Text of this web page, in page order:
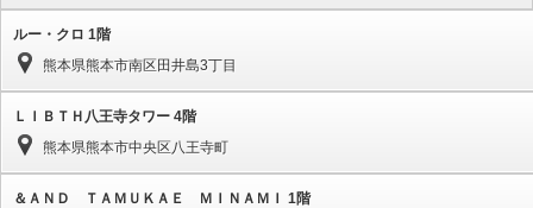
ルー・クロ 1階
熊本県熊本市南区田井島3丁目
ＬＩＢＴＨ八王寺タワー 4階
熊本県熊本市中央区八王寺町
＆ＡＮＤ ＴＡＭＵＫＡＥ ＭＩＮＡＭＩ 1階